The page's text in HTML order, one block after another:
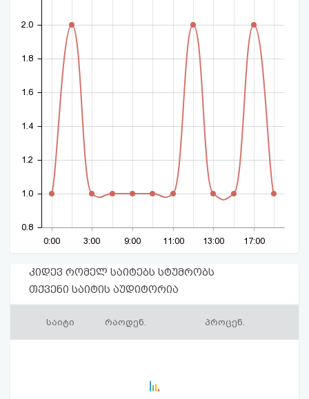
0:00 3:00 9:00 11:00 13:00 17:00
0.8
1.0
1.2
1.4
1.6
1.8
2.0
კიდევ რომელ საიტებს სტუმრობს
თქვენი საიტის აუდიტორია
საიტი რაოდენ. პროცენ.